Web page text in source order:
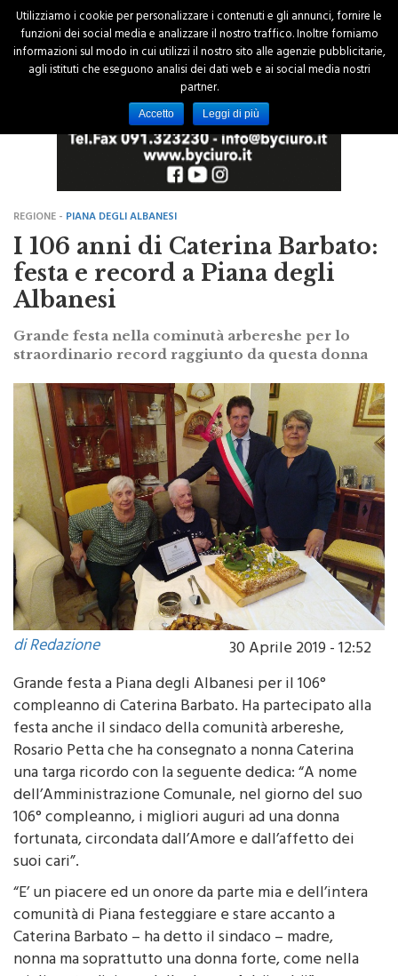
REGIONE -PIANA DEGLI ALBANESI
I 106 anni di Caterina Barbato:
festa e record a Piana degli
Albanesi
Grande festa nella cominutà arbereshe per lo
straordinario record raggiunto da questa donna
di Redazione
30 Aprile 2019 - 12:52
Grande festa a Piana degli Albanesi per il 106°
compleanno di Caterina Barbato. Ha partecipato alla
festa anche il sindaco della comunità arbereshe,
Rosario Petta che ha consegnato a nonna Caterina
una targa ricordo con la seguente dedica: “A nome
dell’Amministrazione Comunale, nel giorno del suo
106° compleanno, i migliori auguri ad una donna
fortunata, circondata dall’Amore e dall’affetto dei
suoi cari”.
“E’ un piacere ed un onore da parte mia e dell’intera
comunità di Piana festeggiare e stare accanto a
Caterina Barbato – ha detto il sindaco – madre,
nonna ma soprattutto una donna forte, come nella
migliore tradizione delle donne Arbëreshë”.
Utilizziamo i cookie per personalizzare i contenuti e gli annunci, fornire le
funzioni dei social media e analizzare il nostro traffico. Inoltre forniamo
informazioni sul modo in cui utilizzi il nostro sito alle agenzie pubblicitarie,
agli istituti che eseguono analisi dei dati web e ai social media nostri
partner.
Accetto Leggi di più